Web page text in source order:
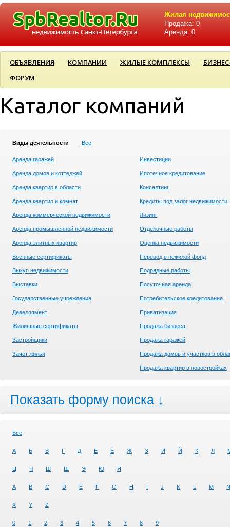
Жилая
Продажа: 0
Аренда: 0
ОБЪЯВЛЕНИЯ КОМПАНИИ ЖИЛЫЕ КОМПЛЕКСЫ
ФОРУМ
Каталог компаний
Виды деятельности Все
Аренда гаражей
Аренда домов и коттеджей
Аренда квартир в области
Аренда квартир и комнат
Аренда коммерческой недвижимости
Аренда промышленной недвижимости
Аренда элитных квартир
Военные сертификаты
Выкуп недвижимости
Выставки
Государственные учреждения
Девелопмент
Жилищные сертификаты
Застройщики
Зачет жилья
Инвестиции
Ипотечное кредитование
Консалтинг
Кредиты под залог недвижимости
Лизинг
Отделочные работы
Оценка недвижимости
Перевод в нежилой фонд
Подрядные работы
Посуточная аренда
Потребительское кредитование
Приватизация
Продажа бизнеса
Продажа гаражей
Продажа домов и участков в
Продажа квартир в новостройках
Показать форму поиска ↓
Все
А Б В Г Д Е Ё Ж З И Й К Л
Ц Ч Ш Щ Э Ю Я
A B C D E F G H I J K L M N
X Y Z
0 1 2 3 4 5 6 7 8 9